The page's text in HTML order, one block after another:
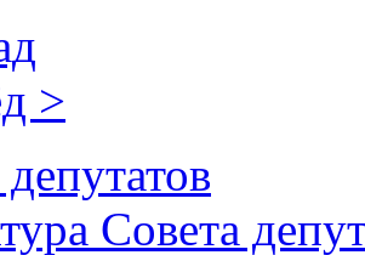
>
Совета